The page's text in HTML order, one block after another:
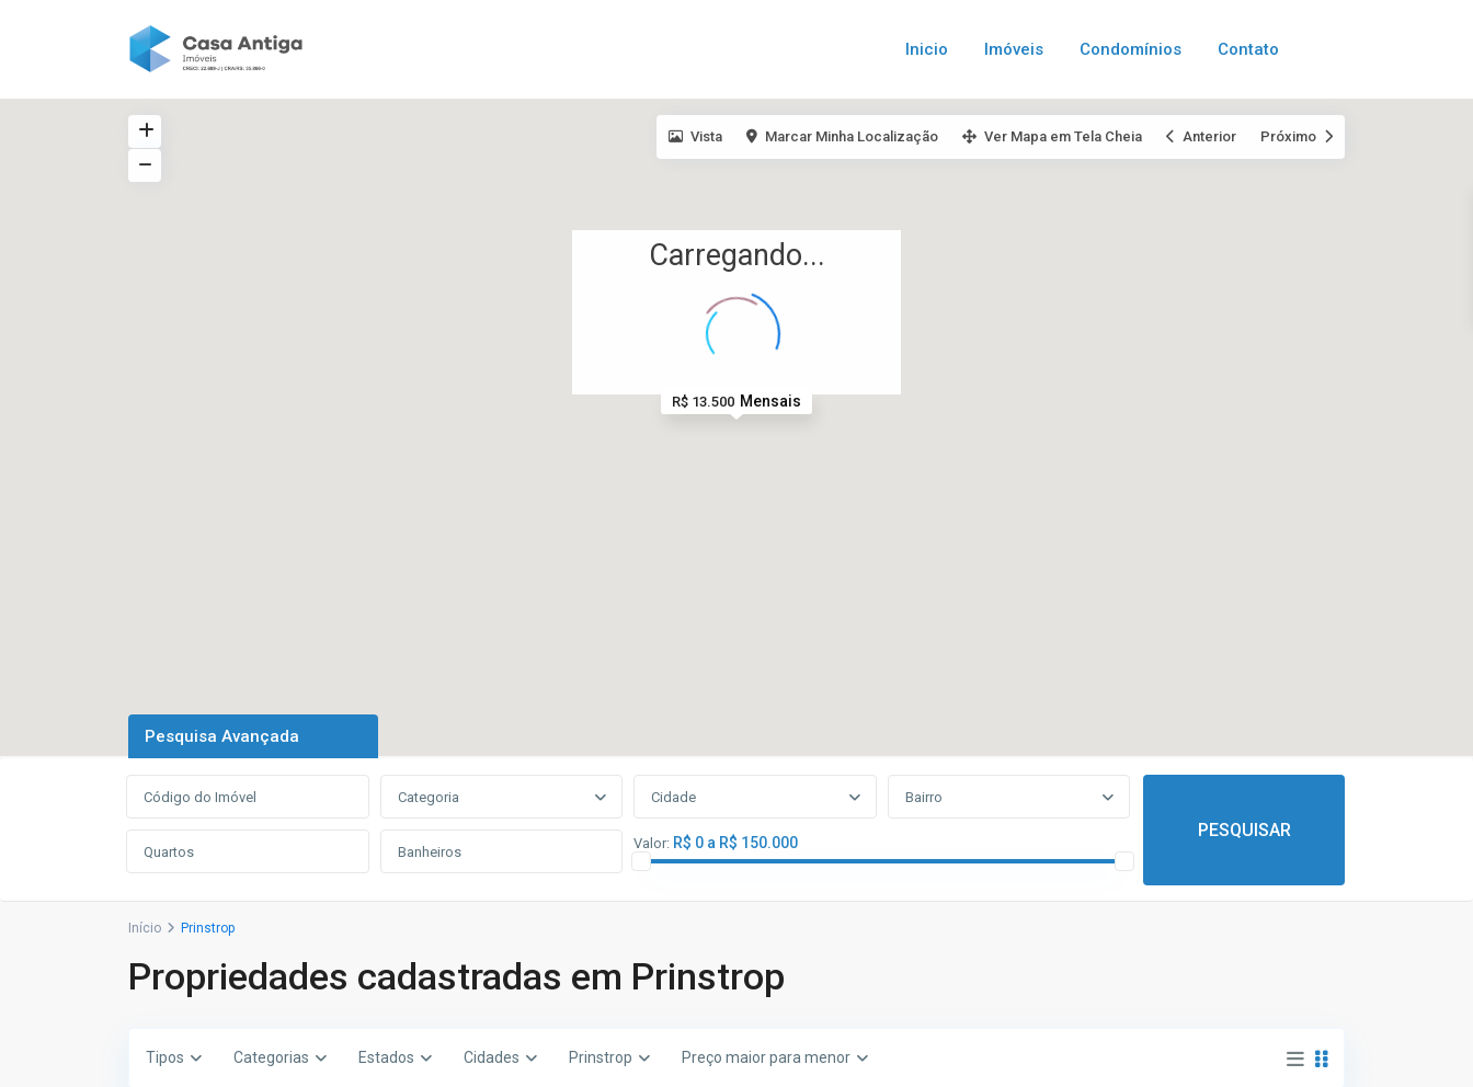
Inicio Imóveis Condomínios Contato
R$ 13.500 Mensais
Carregando...
Vista Marcar Minha Localização Ver Mapa em Tela Cheia Anterior Próximo
Pesquisa Avançada
Categoria Cidade Bairro
Valor: R$ 0 a R$ 150.000
Início Prinstrop
Propriedades cadastradas em Prinstrop
Tipos Categorias Estados Cidades Prinstrop Preço maior para menor